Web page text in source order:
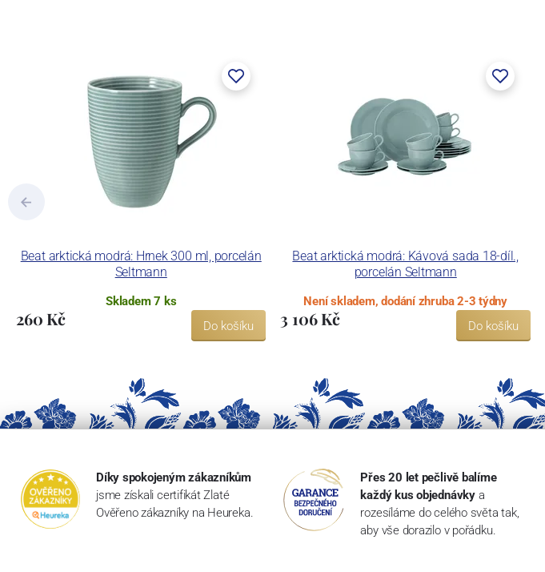
Beat arktická modrá: Hrnek 300 ml, porcelán
Seltmann
Skladem 7 ks
260 Kč Do košíku
Beat arktická modrá: Kávová sada 18-díl.,
porcelán Seltmann
Není skladem, dodání zhruba 2-3 týdny
3 106 Kč Do košíku
Díky spokojeným zákazníkům
jsme získali certifikát Zlaté
Ověřeno zákazníky na Heureka.
Přes 20 let pečlivě balíme
každý kus objednávky a
rozesíláme do celého světa tak,
aby vše dorazilo v pořádku.